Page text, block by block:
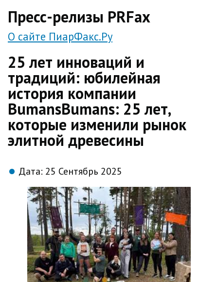
Пресс-релизы PRFax
О сайте ПиарФакс.Ру
25 лет инноваций и
традиций: юбилейная
история компании
BumansBumans: 25 лет,
которые изменили рынок
элитной древесины
Дата: 25 Сентябрь 2025